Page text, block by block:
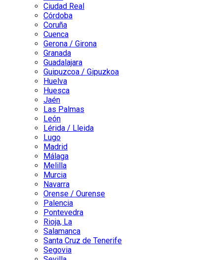
Ciudad Real
Córdoba
Coruña
Cuenca
Gerona / Girona
Granada
Guadalajara
Guipuzcoa / Gipuzkoa
Huelva
Huesca
Jaén
Las Palmas
León
Lérida / Lleida
Lugo
Madrid
Málaga
Melilla
Murcia
Navarra
Orense / Ourense
Palencia
Pontevedra
Rioja, La
Salamanca
Santa Cruz de Tenerife
Segovia